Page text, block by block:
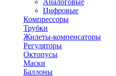
Аналоговые
Цифровые
Компрессоры
Трубки
Жилеты-компенсаторы
Регуляторы
Октопусы
Маски
Баллоны